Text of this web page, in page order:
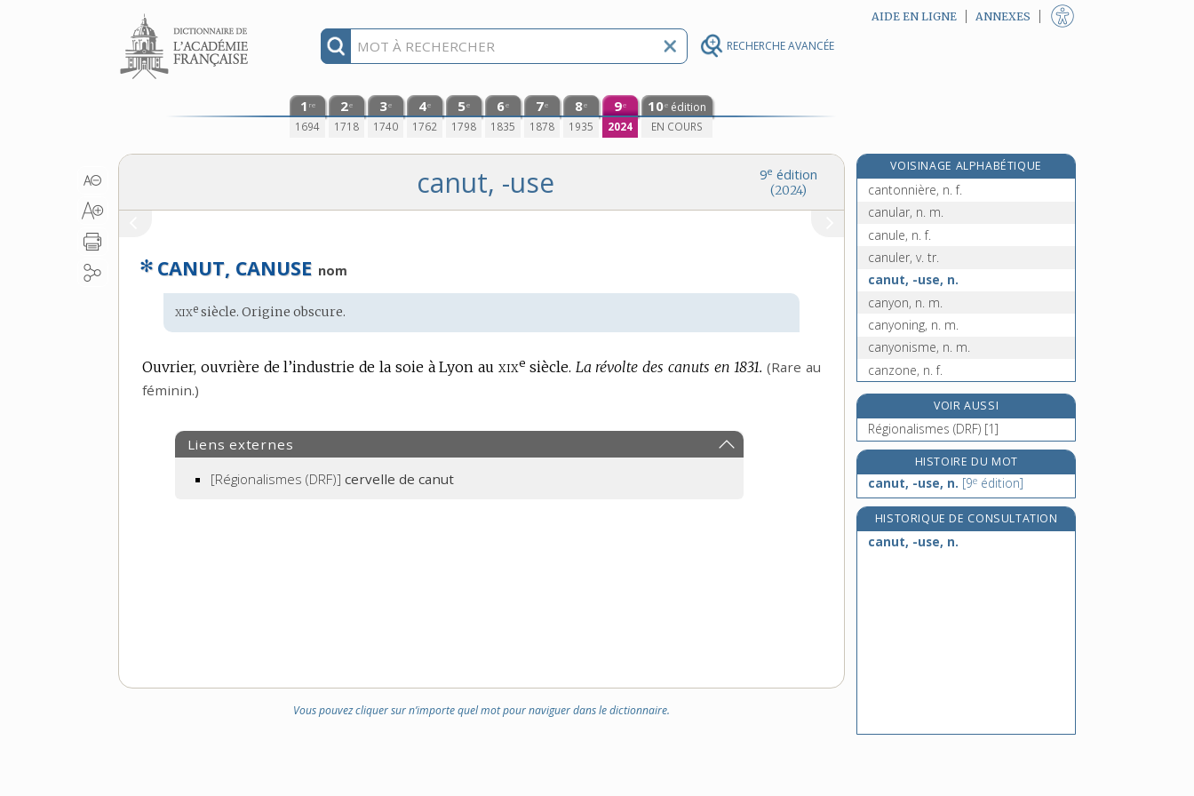
RECHERCHE AVANCÉE
Aller au contenu AIDE EN LIGNE ANNEXES
1 re
1694
2e
1718
3e
1740
4e
1762
5e
1798
6e
1835
7e
1878
8e
1935
9e
2024
10e édition
EN COURS
9e édition
(2024)
canut, -use
✻ CANUT, CANUSE nom
Étymologie
:
xixe siècle.Origine obscure.
Ouvrier, ouvrière de l’industrie de la soie à Lyon au xixesiècle. La révolte des canuts en 1831. (Rare au
féminin.)
Liens externes
[Régionalismes (DRF)] cervelle de canut
Vous pouvez cliquer sur n’importe quel mot pour naviguer dans le dictionnaire.
VOISINAGE ALPHABÉTIQUE
cantonnier, n. m.
cantonnière, n. f.
canular, n. m.
canule, n. f.
canuler, v. tr.
canut, -use, n.
canyon, n. m.
canyoning, n. m.
canyonisme, n. m.
canzone, n. f.
canzonetta, n. f.
C.A.O., n. f.
caoutchouc, n. m.
caoutchoutage, n. m.
caoutchouter, v. tr.
VOIR AUSSI
Régionalismes (DRF) [1]
HISTOIRE DU MOT
canut, -use, n. [9e édition]
HISTORIQUE DE CONSULTATION
canut, -use, n.